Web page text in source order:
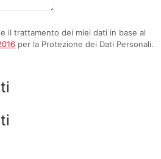
il trattamento dei miei dati in base al
per la Protezione dei Dati Personali.